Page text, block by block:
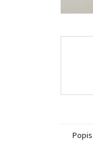
Popis